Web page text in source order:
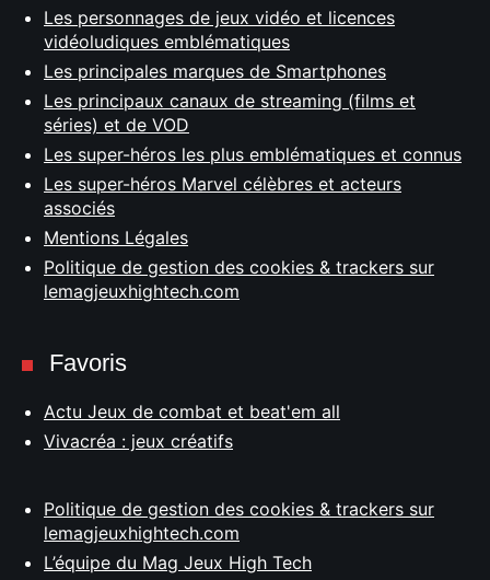
Les personnages de jeux vidéo et licences
vidéoludiques emblématiques
Les principales marques de Smartphones
Les principaux canaux de streaming (films et
séries) et de VOD
Les super-héros les plus emblématiques et connus
Les super-héros Marvel célèbres et acteurs
associés
Mentions Légales
Politique de gestion des cookies & trackers sur
lemagjeuxhightech.com
Favoris
Actu Jeux de combat et beat'em all
Vivacréa : jeux créatifs
Politique de gestion des cookies & trackers sur
lemagjeuxhightech.com
L’équipe du Mag Jeux High Tech